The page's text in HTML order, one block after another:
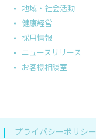
地域・社会活動
健康経営
採用情報
ニュースリリース
お客様相談室
プライバシーポリシー